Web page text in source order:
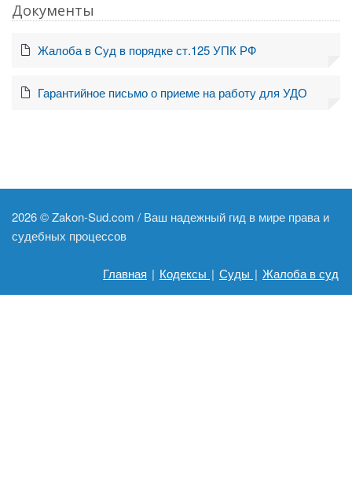
Документы
Жалоба в Суд в порядке ст.125 УПК РФ
Гарантийное письмо о приеме на работу для УДО
2026 ©Zakon-Sud.com / Ваш надежный гид в мире права и
судебных процессов
Главная | Кодексы | Суды | Жалоба в суд